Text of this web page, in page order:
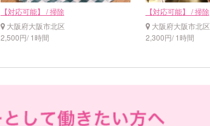
【対応可能】 / 掃除
大阪府大阪市北区
2,500円/ 1時間
【対応可能】 / 掃除
大阪府大阪市北区
2,300円/ 1時間